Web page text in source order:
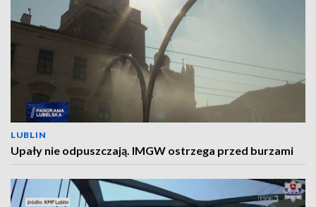
LUBLIN
Upały nie odpuszczają. IMGW ostrzega przed burzami